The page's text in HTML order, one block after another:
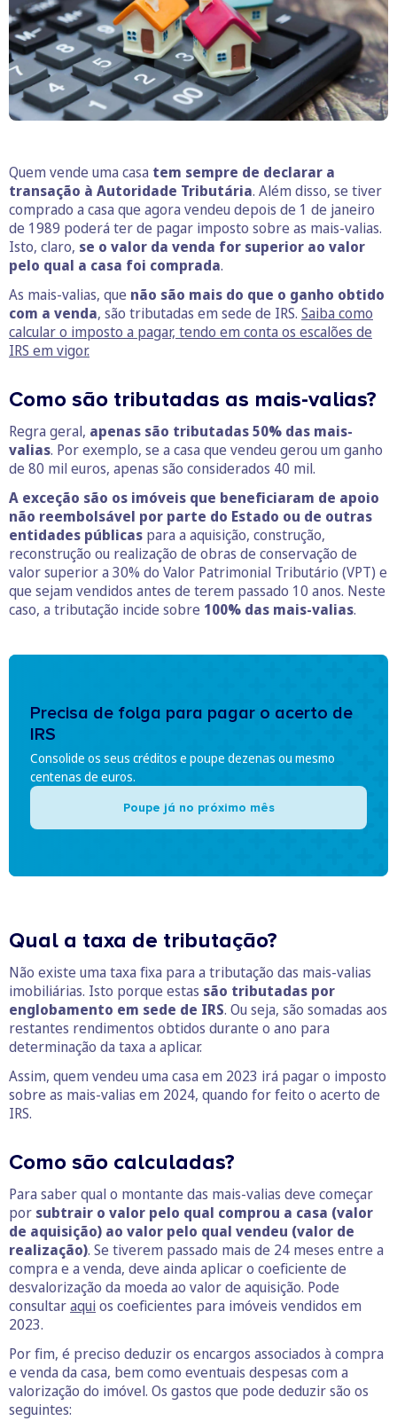
Quem vende uma casa tem sempre de declarar a
transação à Autoridade Tributária. Além disso, se tiver
comprado a casa que agora vendeu depois de 1 de janeiro
de 1989 poderá ter de pagar imposto sobre as mais-valias.
Isto, claro, se o valor da venda for superior ao valor
pelo qual a casa foi comprada.
As mais-valias, que não são mais do que o ganho obtido
com a venda, são tributadas em sede de IRS. Saiba como
calcular o imposto a pagar, tendo em conta os escalões de
IRS em vigor.
Como são tributadas as mais-valias?
Regra geral, apenas são tributadas 50% das mais-
valias. Por exemplo, se a casa que vendeu gerou um ganho
de 80 mil euros, apenas são considerados 40 mil.
A exceção são os imóveis que beneficiaram de apoio
não reembolsável por parte do Estado ou de outras
entidades públicas para a aquisição, construção,
reconstrução ou realização de obras de conservação de
valor superior a 30% do Valor Patrimonial Tributário (VPT) e
que sejam vendidos antes de terem passado 10 anos. Neste
caso, a tributação incide sobre 100% das mais-valias.
Precisa de folga para pagar o acerto de
IRS
Consolide os seus créditos e poupe dezenas ou mesmo
centenas de euros.
Poupe já no próximo mês
Qual a taxa de tributação?
Não existe uma taxa fixa para a tributação das mais-valias
imobiliárias. Isto porque estas são tributadas por
englobamento em sede de IRS. Ou seja, são somadas aos
restantes rendimentos obtidos durante o ano para
determinação da taxa a aplicar.
Assim, quem vendeu uma casa em 2023 irá pagar o imposto
sobre as mais-valias em 2024, quando for feito o acerto de
IRS.
Como são calculadas?
Para saber qual o montante das mais-valias deve começar
por subtrair o valor pelo qual comprou a casa (valor
de aquisição) ao valor pelo qual vendeu (valor de
realização). Se tiverem passado mais de 24 meses entre a
compra e a venda, deve ainda aplicar o coeficiente de
desvalorização da moeda ao valor de aquisição. Pode
consultaraqui os coeficientes para imóveis vendidos em
2023.
Por fim, é preciso deduzir os encargos associados à compra
e venda da casa, bem como eventuais despesas com a
valorização do imóvel. Os gastos que pode deduzir são os
seguintes: